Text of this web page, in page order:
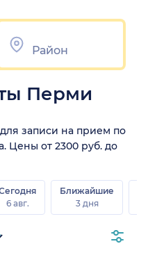
Перми
записи на прием по
Цены от 2300 руб. до
6 авг.
Ближайшие
3 дня